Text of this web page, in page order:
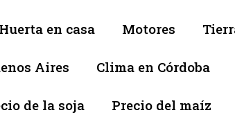
Huerta en casa Motores
Aires Clima en Córdoba
de la soja Precio del maíz